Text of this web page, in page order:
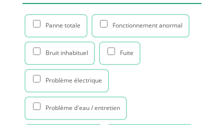
Panne totale Fonctionnement anormal
Bruit inhabituel Fuite
Problème électrique
Problème d'eau / entretien